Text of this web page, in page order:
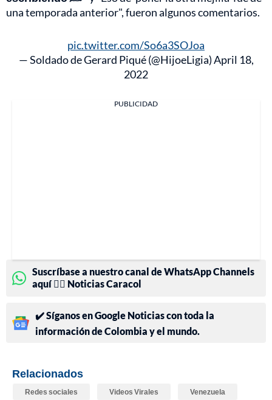
una temporada anterior", fueron algunos comentarios.
pic.twitter.com/So6a3SOJoa
— Soldado de Gerard Piqué (@HijoeLigia)April 18,
2022
PUBLICIDAD
Suscríbase a nuestro canal de WhatsApp Channels
aquí 👉🏻 Noticias Caracol
✔️ Síganos en Google Noticias con toda la
información de Colombia y el mundo.
Relacionados
Redes sociales Videos Virales Venezuela